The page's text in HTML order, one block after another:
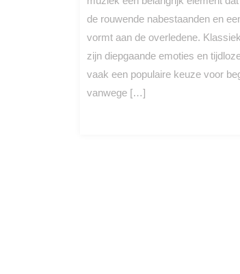
de rouwende nabestaanden en
vormt aan de overledene.
zijn diepgaande emoties en
vaak een populaire keuze voor
vanwege […]